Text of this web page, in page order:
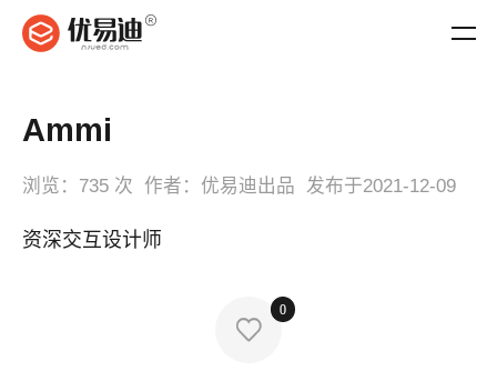

0
Ammi
浏览： 735 次 作者： 优易迪出品 发布于2021-12-09
资深交互设计师